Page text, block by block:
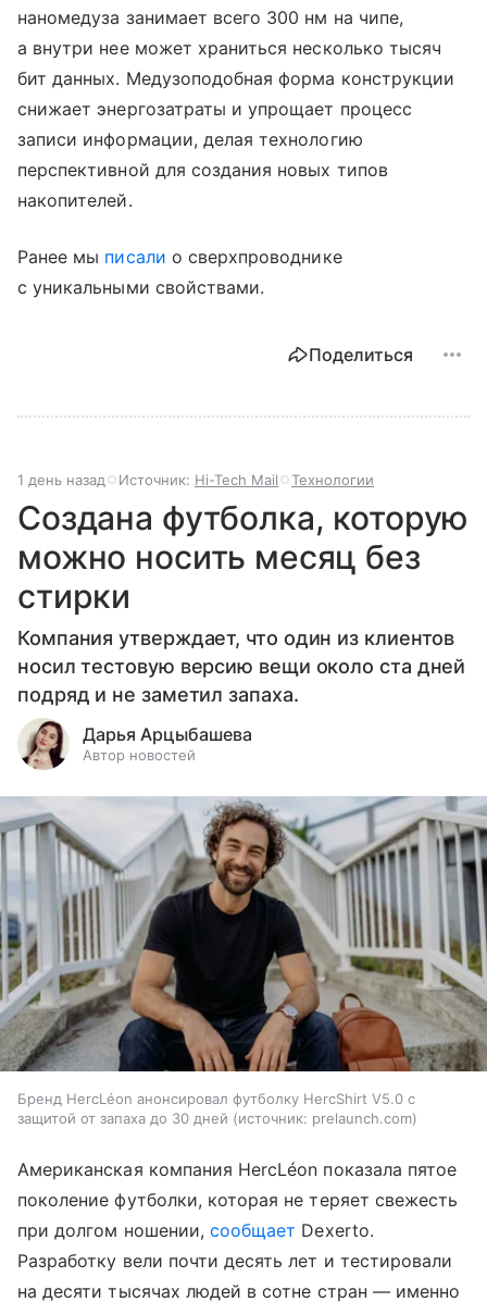
наномедуза занимает всего 300 нм на чипе,
а внутри нее может храниться несколько тысяч
бит данных. Медузоподобная форма конструкции
снижает энергозатраты и упрощает процесс
записи информации, делая технологию
перспективной для создания новых типов
накопителей.
Ранее мы писали о сверхпроводнике
с уникальными свойствами.
Поделиться
1 день назад Источник: Hi-Tech Mail Технологии
Создана футболка, которую
можно носить месяц без
стирки
Компания утверждает, что один из клиентов
носил тестовую версию вещи около ста дней
подряд и не заметил запаха.
Дарья Арцыбашева
Автор новостей
Бренд HercLéon анонсировал футболку HercShirt V5.0 с
защитой от запаха до 30 дней
источник: prelaunch.com
Американская компания HercLéon показала пятое
поколение футболки, которая не теряет свежесть
при долгом ношении, сообщает Dexerto.
Разработку вели почти десять лет и тестировали
на десяти тысячах людей в сотне стран — именно